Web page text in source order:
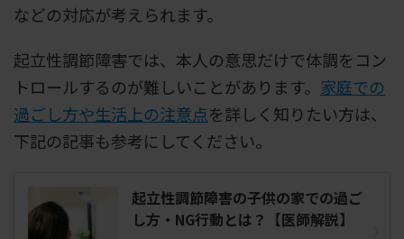
などの対応が考えられます。
起立性調節障害では、本人の意思だけで体調をコン
トロールするのが難しいことがあります。 家庭での
過ごし方や生活上の注意点を詳しく知りたい方は、
下記の記事も参考にしてください。
起立性調節障害の子供の家での過ご
し方・NG行動とは？【医師解説】